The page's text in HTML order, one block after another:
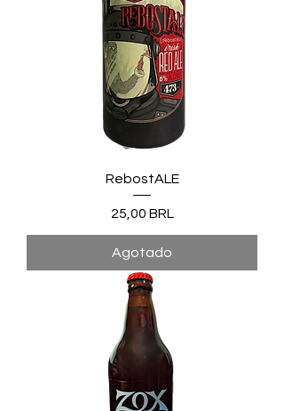
RebostALE
Precio
25,00 BRL
Agotado